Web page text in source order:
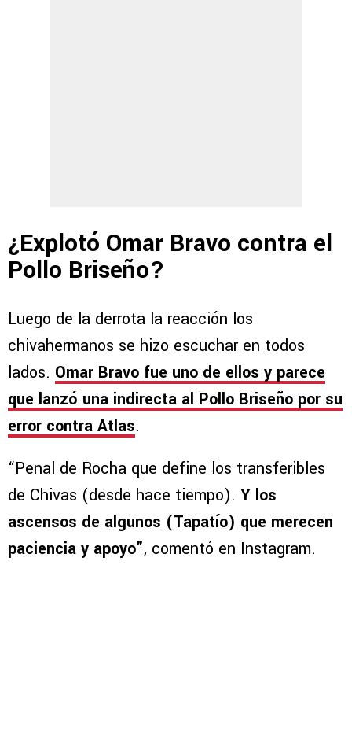
¿Explotó Omar Bravo contra el
Pollo Briseño?
Luego de la derrota la reacción los
chivahermanos se hizo escuchar en todos
lados. Omar Bravo fue uno de ellos y parece
que lanzó una indirecta al Pollo Briseño por su
error contra Atlas.
“Penal de Rocha que define los transferibles
de Chivas (desde hace tiempo). Y los
ascensos de algunos (Tapatío) que merecen
paciencia y apoyo”, comentó en Instagram.